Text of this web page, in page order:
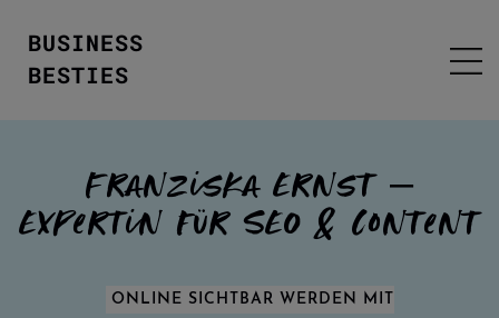
BUSINESS
BESTIES
Franziska Ernst –
Expertin für SEO & Content
ONLINE SICHTBAR WERDEN MIT